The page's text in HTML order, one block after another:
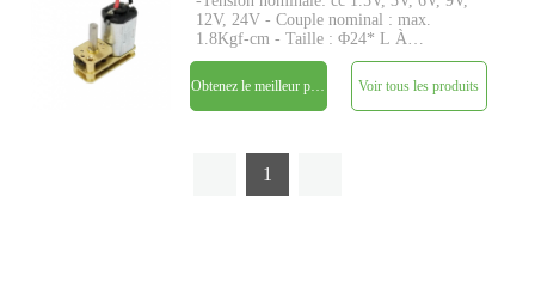
12V, 24V - Couple nominal : max.
1.8Kgf-cm - Taille : Φ24* L À
déterminer - Axe : Φ3mm D-cut 0.5mm,
M3, sur mesure - Encodeur : Encodeur
magnétique disponible - MOQ : 500
pièces
Voir tous les produits
1